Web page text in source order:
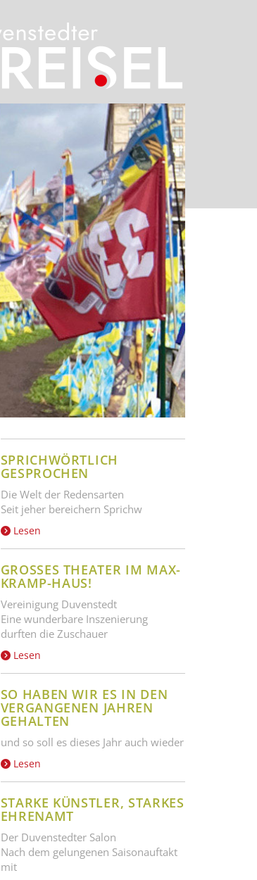
SPRICHWÖRTLICH
GESPROCHEN
Die Welt der Redensarten
Seit jeher bereichern Sprichw
Lesen
GROSSES THEATER IM MAX-K
RAMP-HAUS!
Vereinigung Duvenstedt
Eine wunderbare Inszenierung
durften die Zuschauer
Lesen
SO HABEN WIR ES IN DEN
VERGANGENEN JAHREN
GEHALTEN
und so soll es dieses Jahr auch wieder
Lesen
STARKE KÜNSTLER, STARKES
EHRENAMT
Der Duvenstedter Salon
Nach dem gelungenen Saisonauftakt
mit